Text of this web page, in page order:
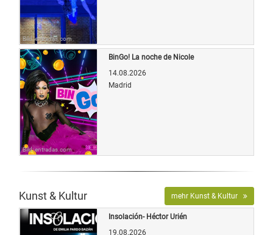
Bild: entradas.com
Bild: entradas.com
BinGo! La noche de Nicole
14.08.2026
Madrid
Kunst & Kultur mehr Kunst & Kultur
Insolación- Héctor Urién
19.08.2026